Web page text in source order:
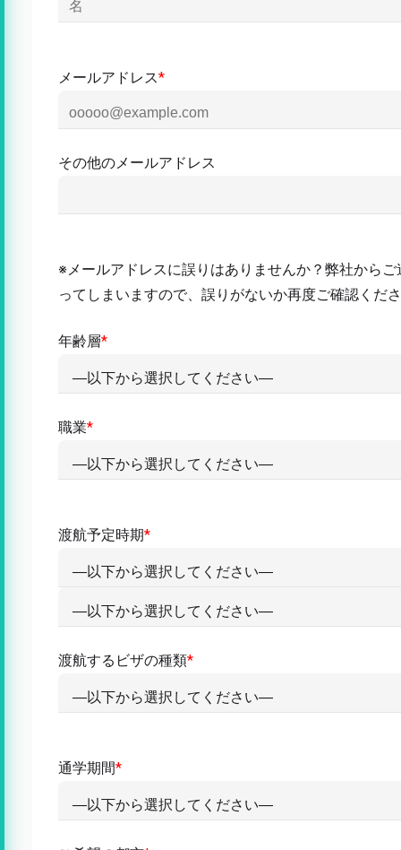
メールアドレス*
その他のメールアドレス
※メールアドレスに誤りはありませんか？弊社から
ってしまいますので、誤りがないか再度ご確認くだ
年齢層*
職業*
渡航予定時期*
渡航するビザの種類*
通学期間*